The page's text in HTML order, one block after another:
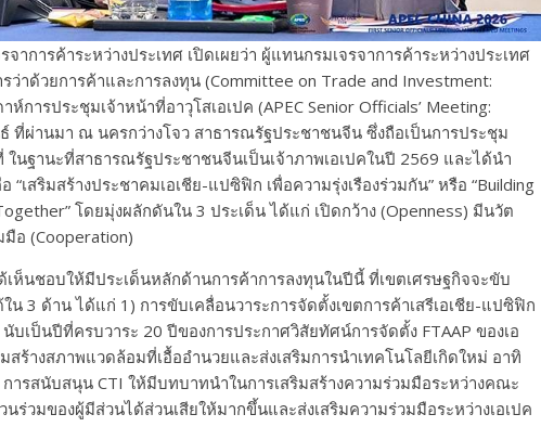
าการค้าระหว่างประเทศ เปิดเผยว่า ผู้แทนกรมเจรจาการค้าระหว่างประเทศ
ว่าด้วยการค้าและการลงทุน (Committee on Trade and Investment:
การประชุมเจ้าหน้าที่อาวุโสเอเปค (APEC Senior Officials’ Meeting:
ที่ผ่านมา ณ นครกว่างโจว สาธารณรัฐประชาชนจีน ซึ่งถือเป็นการประชุม
ในฐานะที่สาธารณรัฐประชาชนจีนเป็นเจ้าภาพเอเปคในปี 2569 และได้นำ
เสริมสร้างประชาคมเอเชีย-แปซิฟิก เพื่อความรุ่งเรืองร่วมกัน” หรือ “Building
โดยมุ่งผลักดันใน 3 ประเด็น ได้แก่ เปิดกว้าง (Openness) มีนวัต
มือ (Cooperation)
เห็นชอบให้มีประเด็นหลักด้านการค้าการลงทุนในปีนี้ ที่เขตเศรษฐกิจจะขับ
3 ด้าน ได้แก่ 1) การขับเคลื่อนวาระการจัดตั้งเขตการค้าเสรีเอเชีย-แปซิฟิก
บเป็นปีที่ครบวาระ 20 ปีของการประกาศวิสัยทัศน์การจัดตั้ง FTAAP ของเอ
ร้างสภาพแวดล้อมที่เอื้ออำนวยและส่งเสริมการนำเทคโนโลยีเกิดใหม่ อาทิ
รสนับสนุน CTI ให้มีบทบาทนำในการเสริมสร้างความร่วมมือระหว่างคณะ
นร่วมของผู้มีส่วนได้ส่วนเสียให้มากขึ้นและส่งเสริมความร่วมมือระหว่างเอเปค